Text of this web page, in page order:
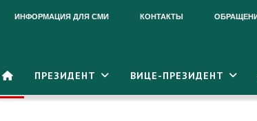
ИНФОРМАЦИЯ ДЛЯ СМИ КОНТАКТЫ
ПРЕЗИДЕНТ ВИЦЕ-ПРЕЗИДЕНТ